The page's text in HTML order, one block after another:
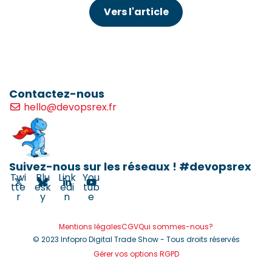
Vers l'article
Contactez-nous
hello@devopsrex.fr
Suivez-nous sur les réseaux ! #devopsrex
Twi
tte
r
Blu
esk
y
Link
edi
n
You
tub
e
Mentions légalesCGVQui sommes-nous?
© 2023 Infopro Digital Trade Show - Tous droits réservés
Gérer vos options RGPD